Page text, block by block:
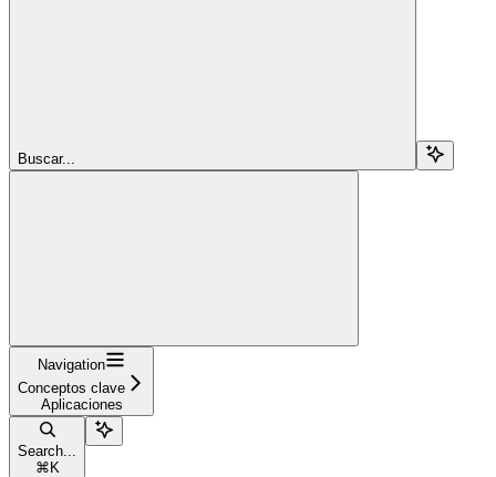
Buscar...
Navigation
Conceptos clave
Aplicaciones
Search...
⌘ K